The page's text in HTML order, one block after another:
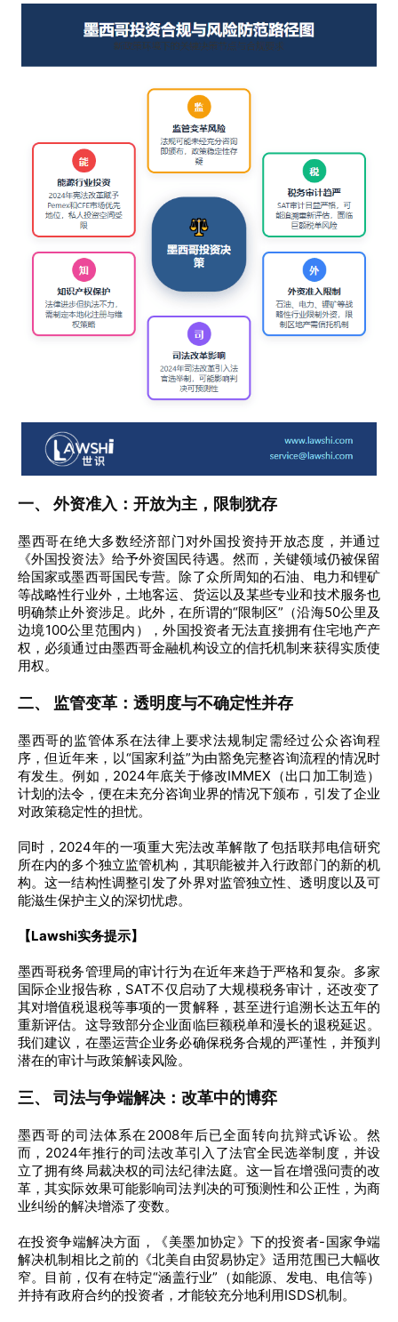
一、 外资准入：开放为主，限制犹存
墨西哥在绝大多数经济部门对外国投资持开放态度，并通过
《外国投资法》给予外资国民待遇。然而，关键领域仍被保留
给国家或墨西哥国民专营。除了众所周知的石油、电力和锂矿
等战略性行业外，土地客运、货运以及某些专业和技术服务也
明确禁止外资涉足。此外，在所谓的“限制区”（沿海50公里及
边境100公里范围内），外国投资者无法直接拥有住宅地产产
权，必须通过由墨西哥金融机构设立的信托机制来获得实质使
用权。
二、 监管变革：透明度与不确定性并存
墨西哥的监管体系在法律上要求法规制定需经过公众咨询程
序，但近年来，以“国家利益”为由豁免完整咨询流程的情况时
有发生。例如，2024年底关于修改IMMEX（出口加工制造）
计划的法令，便在未充分咨询业界的情况下颁布，引发了企业
对政策稳定性的担忧。
同时，2024年的一项重大宪法改革解散了包括联邦电信研究
所在内的多个独立监管机构，其职能被并入行政部门的新的机
构。这一结构性调整引发了外界对监管独立性、透明度以及可
能滋生保护主义的深切忧虑。
【Lawshi实务提示】
墨西哥税务管理局的审计行为在近年来趋于严格和复杂。多家
国际企业报告称，SAT不仅启动了大规模税务审计，还改变了
其对增值税退税等事项的一贯解释，甚至进行追溯长达五年的
重新评估。这导致部分企业面临巨额税单和漫长的退税延迟。
我们建议，在墨运营企业务必确保税务合规的严谨性，并预判
潜在的审计与政策解读风险。
三、 司法与争端解决：改革中的博弈
墨西哥的司法体系在2008年后已全面转向抗辩式诉讼。然
而，2024年推行的司法改革引入了法官全民选举制度，并设
立了拥有终局裁决权的司法纪律法庭。这一旨在增强问责的改
革，其实际效果可能影响司法判决的可预测性和公正性，为商
业纠纷的解决增添了变数。
在投资争端解决方面，《美墨加协定》下的投资者-国家争端
解决机制相比之前的《北美自由贸易协定》适用范围已大幅收
窄。目前，仅有在特定“涵盖行业”（如能源、发电、电信等）
并持有政府合约的投资者，才能较充分地利用ISDS机制。